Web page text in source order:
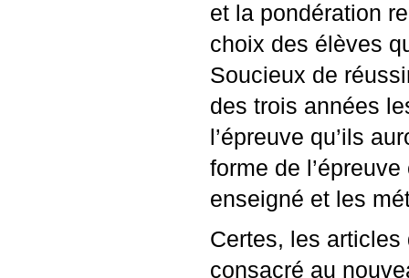
et la pondération
choix des élèves
Soucieux de
des trois années
l’épreuve qu’ils
forme de
enseigné et les
Certes, les
consacré au